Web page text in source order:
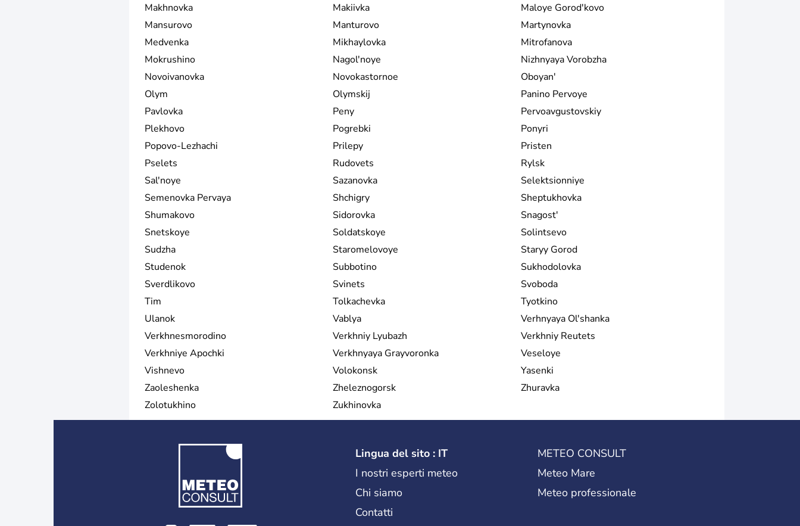
Makhnovka
Makiivka
Maloye Gorod'kovo
Mansurovo
Manturovo
Martynovka
Medvenka
Mikhaylovka
Mitrofanova
Mokrushino
Nagol'noye
Nizhnyaya Vorobzha
Novoivanovka
Novokastornoe
Oboyan'
Olym
Olymskij
Panino Pervoye
Pavlovka
Peny
Pervoavgustovskiy
Plekhovo
Pogrebki
Ponyri
Popovo-Lezhachi
Prilepy
Pristen
Pselets
Rudovets
Rylsk
Sal'noye
Sazanovka
Selektsionniye
Semenovka Pervaya
Shchigry
Sheptukhovka
Shumakovo
Sidorovka
Snagost'
Snetskoye
Soldatskoye
Solintsevo
Sudzha
Staromelovoye
Staryy Gorod
Studenok
Subbotino
Sukhodolovka
Sverdlikovo
Svinets
Svoboda
Tim
Tolkachevka
Tyotkino
Ulanok
Vablya
Verhnyaya Ol'shanka
Verkhnesmorodino
Verkhniy Lyubazh
Verkhniy Reutets
Verkhniye Apochki
Verkhnyaya Grayvoronka
Veseloye
Vishnevo
Volokonsk
Yasenki
Zaoleshenka
Zheleznogorsk
Zhuravka
Zolotukhino
Zukhinovka
Lingua del sito : IT
I nostri esperti meteo
Chi siamo
Contatti
METEO CONSULT
Meteo Mare
Meteo professionale